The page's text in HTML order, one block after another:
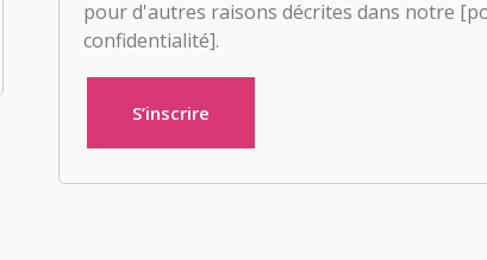
pour d'autres raisons décrites dans notre
confidentialité].
S’inscrire